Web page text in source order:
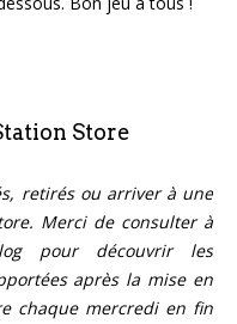
Store
retirés ou arriver à une
Merci de consulter à
pour découvrir les
après la mise en
chaque mercredi en fin